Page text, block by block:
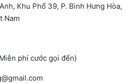
Khu Phố 39, P. Bình Hưng Hòa,
Nam
phí cước gọi đến)